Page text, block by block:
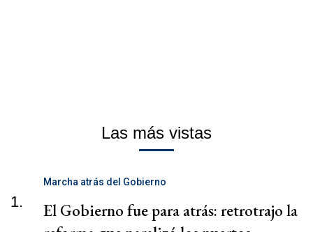
Las más vistas
1.
Marcha atrás del Gobierno
El Gobierno fue para atrás: retrotrajo la